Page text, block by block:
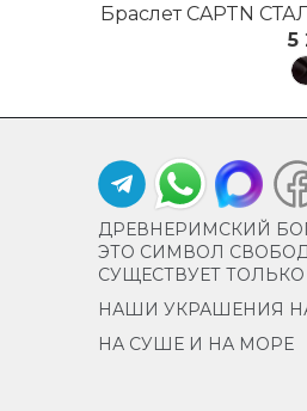
Браслет CAPTN
5
ДРЕВНЕРИМСКИЙ
ЭТО СИМВОЛ
СУЩЕСТВУЕТ
НАШИ УКРАШЕНИЯ
НА СУШЕ И НА МОРЕ